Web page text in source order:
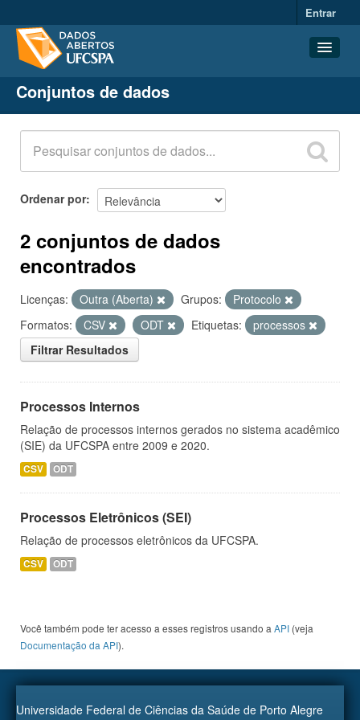
Entrar
Conjuntos de dados
Organizações
Grupos
Sobre
Conjuntos de dados
Ordenar por
2 conjuntos de dados
encontrados
Licenças: Outra (Aberta) Grupos:
Protocolo
Formatos:
CSV ODT Etiquetas:
processos
Filtrar Resultados
Processos Internos
Relação de processos internos gerados no sistema acadêmico
(SIE) da UFCSPA entre 2009 e 2020.
CSV ODT
Processos Eletrônicos (SEI)
Relação de processos eletrônicos da UFCSPA.
CSV ODT
Você também pode ter acesso a esses registros usando a API (veja
Documentação da API).
Universidade Federal de Ciências da Saúde de Porto Alegre